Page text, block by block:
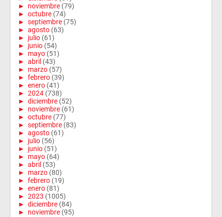
► noviembre (79)
► octubre (74)
► septiembre (75)
► agosto (63)
► julio (61)
► junio (54)
► mayo (51)
► abril (43)
► marzo (57)
► febrero (39)
► enero (41)
► 2024 (738)
► diciembre (52)
► noviembre (61)
► octubre (77)
► septiembre (83)
► agosto (61)
► julio (56)
► junio (51)
► mayo (64)
► abril (53)
► marzo (80)
► febrero (19)
► enero (81)
► 2023 (1005)
► diciembre (84)
► noviembre (95)